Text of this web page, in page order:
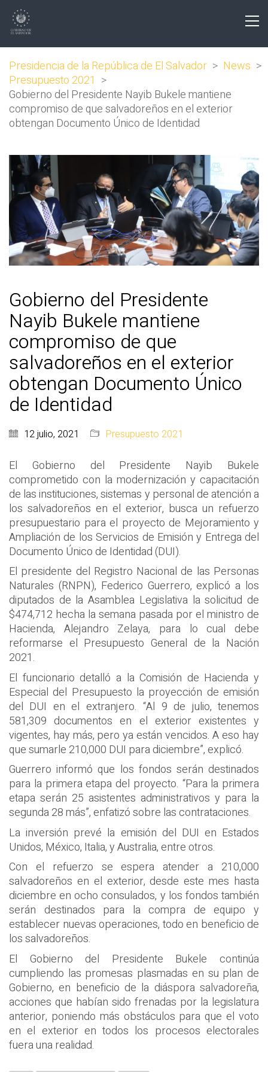
Presidencia de la República de El Salvador > News >
Presupuesto 2021 >
Gobierno del Presidente Nayib Bukele mantiene
compromiso de que salvadoreños en el exterior
obtengan Documento Único de Identidad
Gobierno del Presidente
Nayib Bukele mantiene
compromiso de que
salvadoreños en el exterior
obtengan Documento Único
de Identidad
12 julio, 2021 Presupuesto 2021
El Gobierno del Presidente Nayib Bukele
comprometido con la modernización y capacitación
de las instituciones, sistemas y personal de atención a
los salvadoreños en el exterior, busca un refuerzo
presupuestario para el proyecto de Mejoramiento y
Ampliación de los Servicios de Emisión y Entrega del
Documento Único de Identidad (DUI).
El presidente del Registro Nacional de las Personas
Naturales (RNPN), Federico Guerrero, explicó a los
diputados de la Asamblea Legislativa la solicitud de
$474,712 hecha la semana pasada por el ministro de
Hacienda, Alejandro Zelaya, para lo cual debe
reformarse el Presupuesto General de la Nación
2021.
El funcionario detalló a la Comisión de Hacienda y
Especial del Presupuesto la proyección de emisión
del DUI en el extranjero. “Al 9 de julio, tenemos
581,309 documentos en el exterior existentes y
vigentes, hay más, pero ya están vencidos. A eso hay
que sumarle 210,000 DUI para diciembre”, explicó.
Guerrero informó que los fondos serán destinados
para la primera etapa del proyecto. “Para la primera
etapa serán 25 asistentes administrativos y para la
segunda 28 más”, enfatizó sobre las contrataciones.
La inversión prevé la emisión del DUI en Estados
Unidos, México, Italia, y Australia, entre otros.
Con el refuerzo se espera atender a 210,000
salvadoreños en el exterior, desde este mes hasta
diciembre en ocho consulados, y los fondos también
serán destinados para la compra de equipo y
establecer nuevas operaciones, todo en beneficio de
los salvadoreños.
El Gobierno del Presidente Bukele continúa
cumpliendo las promesas plasmadas en su plan de
Gobierno, en beneficio de la diáspora salvadoreña,
acciones que habían sido frenadas por la legislatura
anterior, poniendo más obstáculos para que el voto
en el exterior en todos los procesos electorales
fuera una realidad.